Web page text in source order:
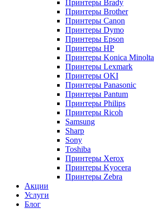
Принтеры Brady
Принтеры Brother
Принтеры Canon
Принтеры Dymo
Принтеры Epson
Принтеры HP
Принтеры Konica Minolta
Принтеры Lexmark
Принтеры OKI
Принтеры Panasonic
Принтеры Pantum
Принтеры Philips
Принтеры Ricoh
Samsung
Sharp
Sony
Toshiba
Принтеры Xerox
Принтеры Kyocera
Принтеры Zebra
Акции
Услуги
Блог